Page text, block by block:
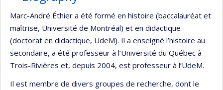
Marc-André Éthier a été formé en histoire (baccalauréat et
maîtrise, Université de Montréal) et en didactique
(doctorat en didactique, UdeM). Il a enseigné l’histoire au
secondaire, a été professeur à l’Université du Québec à
Trois-Rivières et, depuis 2004, est professeur à l’UdeM.
Il est membre de divers groupes de recherche, dont le